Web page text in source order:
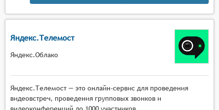
Яндекс.Телемост
Яндекс.Облако
Яндекс.Телемост — это онлайн-сервис для проведения
видеовстреч, проведения групповых звонков и